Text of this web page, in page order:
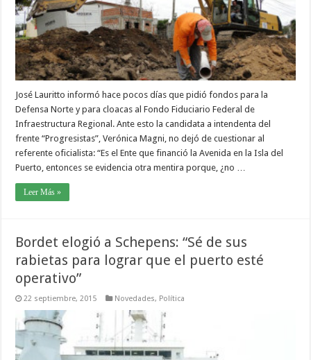
José Lauritto informó hace pocos días que pidió fondos para la
Defensa Norte y para cloacas al Fondo Fiduciario Federal de
Infraestructura Regional. Ante esto la candidata a intendenta del
frente “Progresistas”, Verónica Magni, no dejó de cuestionar al
referente oficialista: “Es el Ente que financió la Avenida en la Isla del
Puerto, entonces se evidencia otra mentira porque, ¿no …
Leer Más »
Bordet elogió a Schepens: “Sé de sus
rabietas para lograr que el puerto esté
operativo”
22 septiembre, 2015 Novedades, Política